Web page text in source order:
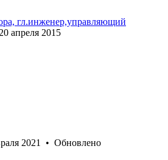
гл.инженер,управляющий
20 апреля 2015
2021 • Обновлено